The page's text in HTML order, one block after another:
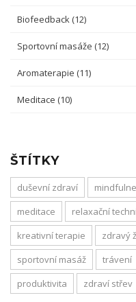
Biofeedback (12)
Sportovní masáže (12)
Aromaterapie (11)
Meditace (10)
ŠTÍTKY
duševní zdraví
meditace
relaxační
kreativní terapie
zdravý
sportovní masáž
trávení
produktivita
zdraví střev